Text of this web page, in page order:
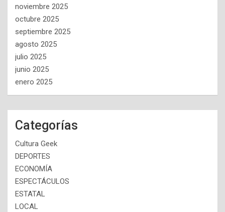
noviembre 2025
octubre 2025
septiembre 2025
agosto 2025
julio 2025
junio 2025
enero 2025
Categorías
Cultura Geek
DEPORTES
ECONOMÍA
ESPECTÁCULOS
ESTATAL
LOCAL